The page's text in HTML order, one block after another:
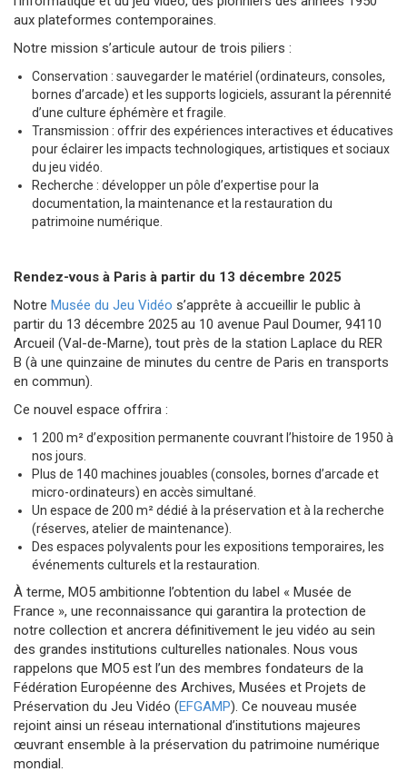
aux plateformes contemporaines.
Notre mission s’articule autour de trois piliers :
Conservation : sauvegarder le matériel (ordinateurs, consoles,
bornes d’arcade) et les supports logiciels, assurant la pérennité
d’une culture éphémère et fragile.
Transmission : offrir des expériences interactives et éducatives
pour éclairer les impacts technologiques, artistiques et sociaux
du jeu vidéo.
Recherche : développer un pôle d’expertise pour la
documentation, la maintenance et la restauration du
patrimoine numérique.
Rendez-vous à Paris à partir du 13 décembre 2025
Notre Musée du Jeu Vidéo s’apprête à accueillir le public à
partir du 13 décembre 2025 au 10 avenue Paul Doumer, 94110
Arcueil (Val-de-Marne), tout près de la station Laplace du RER
B (à une quinzaine de minutes du centre de Paris en transports
en commun).
Ce nouvel espace offrira :
1 200 m² d’exposition permanente couvrant l’histoire de 1950 à
nos jours.
Plus de 140 machines jouables (consoles, bornes d’arcade et
micro-ordinateurs) en accès simultané.
Un espace de 200 m² dédié à la préservation et à la recherche
(réserves, atelier de maintenance).
Des espaces polyvalents pour les expositions temporaires, les
événements culturels et la restauration.
À terme, MO5 ambitionne l’obtention du label « Musée de
France », une reconnaissance qui garantira la protection de
notre collection et ancrera définitivement le jeu vidéo au sein
des grandes institutions culturelles nationales. Nous vous
rappelons que MO5 est l’un des membres fondateurs de la
Fédération Européenne des Archives, Musées et Projets de
Préservation du Jeu Vidéo (EFGAMP). Ce nouveau musée
rejoint ainsi un réseau international d’institutions majeures
œuvrant ensemble à la préservation du patrimoine numérique
mondial.